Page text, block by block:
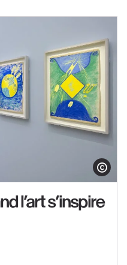
Afficher le
l’art s’inspire